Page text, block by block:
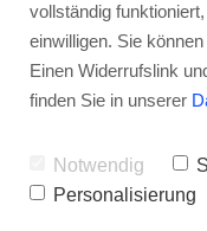
Internal Linking
dich.
Stephan
Das
vollständig
einwilligen. Sie
Einen Widerrufslink
finden Sie in unserer
Notwendig
Personalisierung